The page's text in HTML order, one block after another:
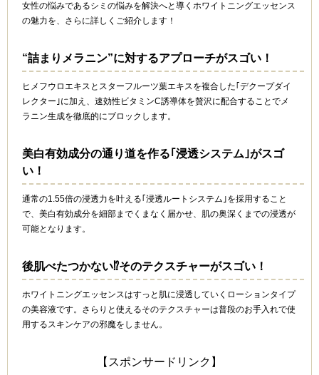
女性の悩みであるシミの悩みを解決へと導くホワイトニングエッセンス
の魅力を、さらに詳しくご紹介します！
“詰まりメラニン”に対するアプローチがスゴい！
ヒメフウロエキスとスターフルーツ葉エキスを複合した｢デクープダイ
レクター｣に加え、速効性ビタミンC誘導体を贅沢に配合することでメ
ラニン生成を徹底的にブロックします。
美白有効成分の通り道を作る｢浸透システム｣がスゴ
い！
通常の1.55倍の浸透力を叶える｢浸透ルートシステム｣を採用すること
で、美白有効成分を細部までくまなく届かせ、肌の奥深くまでの浸透が
可能となります。
後肌べたつかない⁉そのテクスチャーがスゴい！
ホワイトニングエッセンスはすっと肌に浸透していくローションタイプ
の美容液です。さらりと使えるそのテクスチャーは普段のお手入れで使
用するスキンケアの邪魔をしません。
【スポンサードリンク】